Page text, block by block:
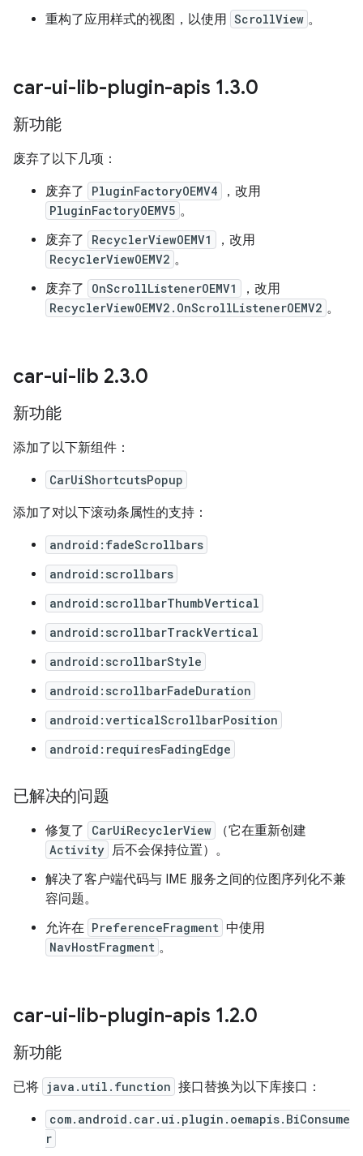
重构了应用样式的视图，以使用 ScrollView 。
car-ui-lib-plugin-apis 1.3.0
新功能
废弃了以下几项：
废弃了
PluginFactoryOEMV4 ，改用
PluginFactoryOEMV5 。
废弃了
RecyclerViewOEMV1 ，改用
RecyclerViewOEMV2 。
废弃了
OnScrollListenerOEMV1 ，改用
RecyclerViewOEMV2.OnScrollListenerOEMV2 。
car-ui-lib 2.3.0
新功能
添加了以下新组件：
CarUiShortcutsPopup
添加了对以下滚动条属性的支持：
android:fadeScrollbars
android:scrollbars
android:scrollbarThumbVertical
android:scrollbarTrackVertical
android:scrollbarStyle
android:scrollbarFadeDuration
android:verticalScrollbarPosition
android:requiresFadingEdge
已解决的问题
修复了 CarUiRecyclerView （它在重新创建
Activity 后不会保持位置）。
解决了客户端代码与 IME 服务之间的位图序列化不兼
容问题。
允许在 PreferenceFragment 中使用
NavHostFragment 。
car-ui-lib-plugin-apis 1.2.0
新功能
已将 java.util.function 接口替换为以下库接口：
com.android.car.ui.plugin.oemapis.BiConsume
r